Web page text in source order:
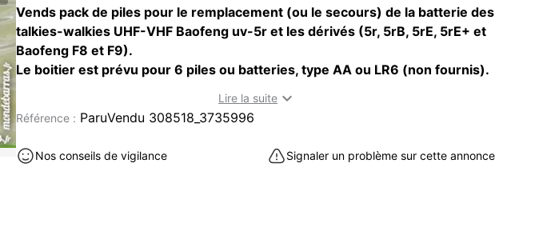
Vends pack de piles pour le remplacement (ou le secours) de la batterie des
talkies-walkies UHF-VHF Baofeng uv-5r et les dérivés (5r, 5rB, 5rE, 5rE+ et
Baofeng F8 et F9).
Le boitier est prévu pour 6 piles ou batteries, type AA ou LR6 (non fournis).
avec une meilleur prise en main.
Matériel neuf.
L'uv-5r+, sur la photos n'est pas compris dans ce tarif, mais il est en vente
dans mes autres annonces.
Lire la suite 
Référence : ParuVendu 308518_3735996
Nos conseils de vigilance Signaler un problème sur cette annonce